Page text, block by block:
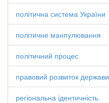
політична система України
політичне манпулювання
політичний процес
правовий розвиток держави
регіональна ідентичність